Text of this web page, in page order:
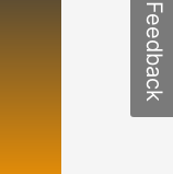
Feedback